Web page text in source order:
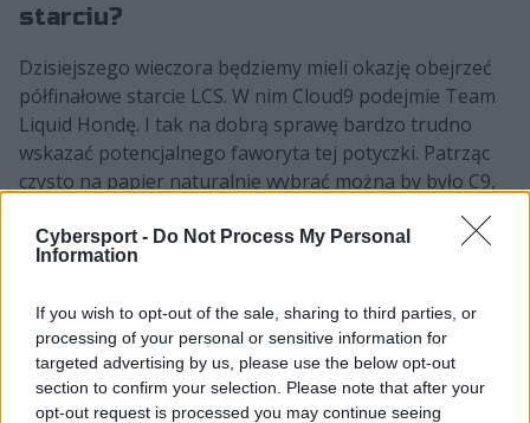
Cybersport - Do Not Process My Personal
Information
If you wish to opt-out of the sale, sharing to third parties, or
processing of your personal or sensitive information for
targeted advertising by us, please use the below opt-out
section to confirm your selection. Please note that after your
opt-out request is processed you may continue seeing
starciu?
Dzisiejszego wieczora będziemy mieli okazję obejrzeć
półfinałowe starcie LCS. W nim Cloud9 podejmie Team
Liquid Hondę. I tak na dobrą sprawę bardzo trudno
wskazać potencjalnego faworyta tej potyczki. Patrząc
czysto na papier naturalnie wybrać można by było C9,
które naszpikowane jest osobistościami. Niemniej w
tym splicie rywalizacji pokazuje nam siebie z niezbyt
przychylnej strony. Już podczas fazy zasadniczej
dobrze, jak można się było spodziewać. W play-offach
także pokazały nam dwa swoje oblicza. Najpierw
fantastycznie zaprezentowały się w starciu z 100
Thieves, a następnie dostały srogi łomot od FlyQuest.